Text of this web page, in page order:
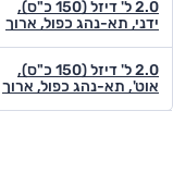
2.0 ל' דיזל (150 כ"ס),
ידני, תא-נהג כפול, ארוך
2.0 ל' דיזל (150 כ"ס),
אוט', תא-נהג כפול, ארוך